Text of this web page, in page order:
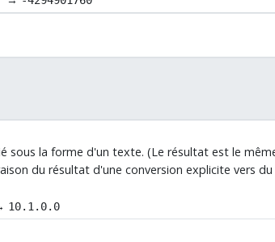
sous la forme d'un texte. (Le résultat est le
du résultat d'une conversion explicite vers
10.1.0.0